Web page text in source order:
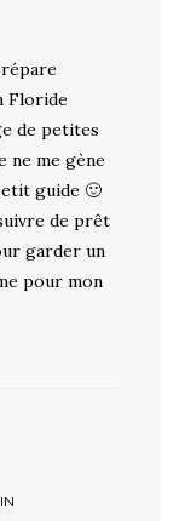
Floride
de petites
ne me gène
guide 🙂
de prêt
garder un
pour mon